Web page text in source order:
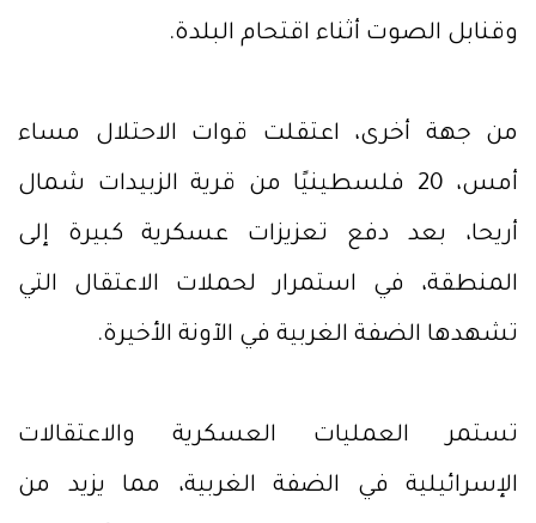
وقنابل الصوت أثناء اقتحام البلدة.
من جهة أخرى، اعتقلت قوات الاحتلال مساء
أمس، 20 فلسطينيًا من قرية الزبيدات شمال
أريحا، بعد دفع تعزيزات عسكرية كبيرة إلى
المنطقة، في استمرار لحملات الاعتقال التي
تشهدها الضفة الغربية في الآونة الأخيرة.
تستمر العمليات العسكرية والاعتقالات
الإسرائيلية في الضفة الغربية، مما يزيد من